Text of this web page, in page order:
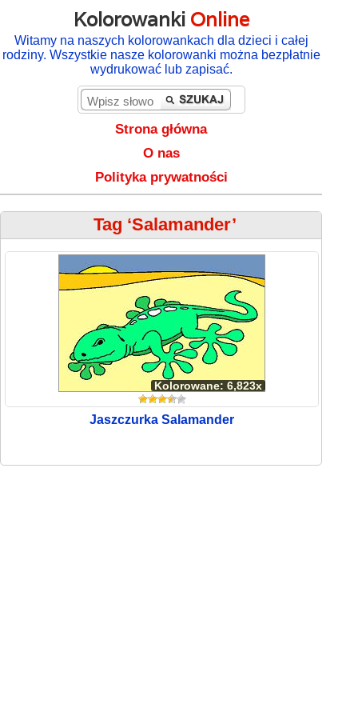
Kolorowanki Online
Witamy na naszych kolorowankach dla dzieci i całej
rodziny. Wszystkie nasze kolorowanki można bezpłatnie
wydrukować lub zapisać.
Strona główna
O nas
Polityka prywatności
Tag ‘Salamander’
Kolorowane: 6,823x
Jaszczurka Salamander